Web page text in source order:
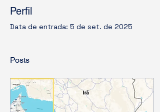
Perfil
Data de entrada: 5 de set. de 2025
Posts